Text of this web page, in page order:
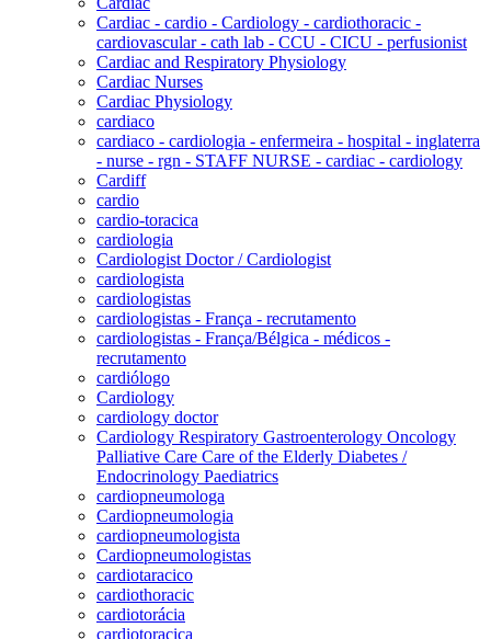
Cardiac - cardio - Cardiology - cardiothoracic -
cardiovascular - cath lab - CCU - CICU - perfusionist
Cardiac and Respiratory Physiology
Cardiac Nurses
Cardiac Physiology
cardiaco
cardiaco - cardiologia - enfermeira - hospital - inglaterra
- nurse - rgn - STAFF NURSE - cardiac - cardiology
Cardiff
cardio
cardio-toracica
cardiologia
Cardiologist Doctor / Cardiologist
cardiologista
cardiologistas
cardiologistas - França - recrutamento
cardiologistas - França/Bélgica - médicos -
recrutamento
cardiólogo
Cardiology
cardiology doctor
Cardiology Respiratory Gastroenterology Oncology
Palliative Care Care of the Elderly Diabetes /
Endocrinology Paediatrics
cardiopneumologa
Cardiopneumologia
cardiopneumologista
Cardiopneumologistas
cardiotaracico
cardiothoracic
cardiotorácia
cardiotoracica